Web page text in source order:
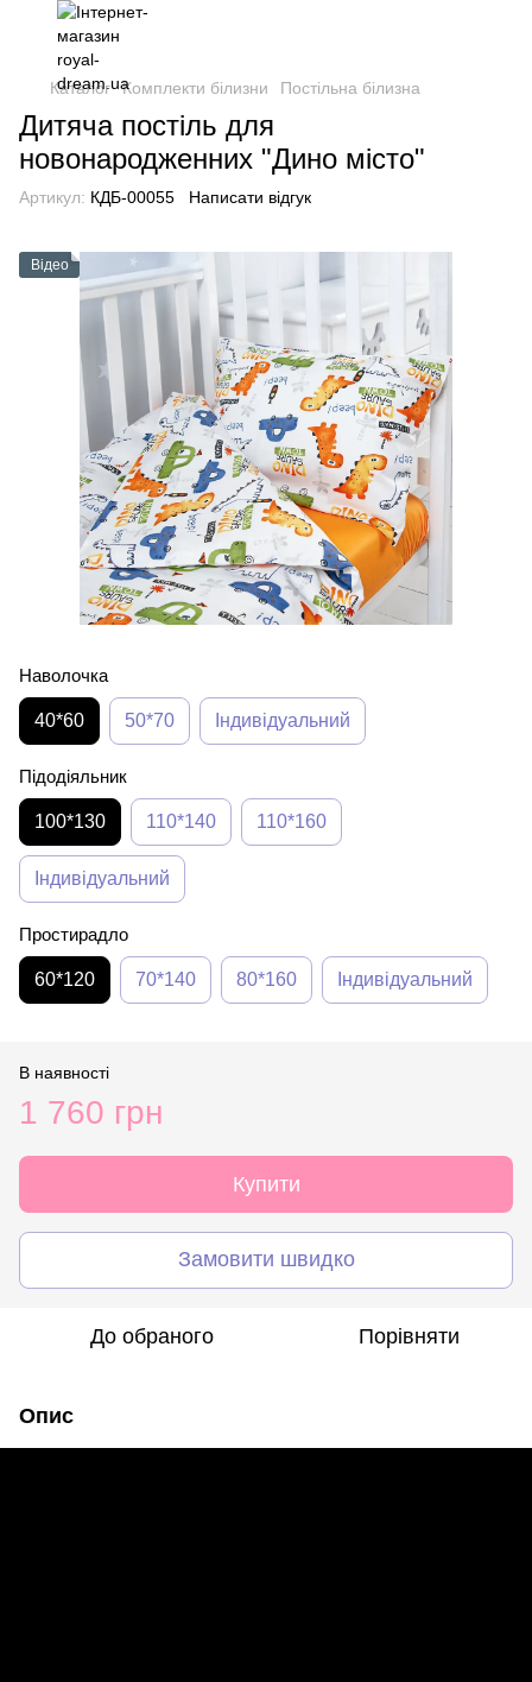
Каталог Комплекти білизни Постільна білизна
Дитяча постіль для
новонародженних "Дино місто"
Артикул: КДБ-00055 Написати відгук
Відео
Наволочка
40*60 50*70 Індивідуальний
Підодіяльник
100*130 110*140 110*160
Індивідуальний
Простирадло
60*120 70*140 80*160 Індивідуальний
В наявності
1 760 грн
Купити
Замовити швидко
До обраного Порівняти
Опис